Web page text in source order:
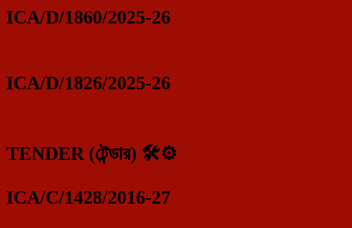
ICA/D/1860/2025-26
ICA/D/1826/2025-26
TENDER (টেন্ডার) 🛠️⚙️
ICA/C/1428/2016-27